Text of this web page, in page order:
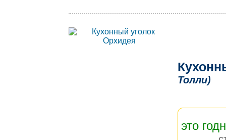
Толли)
это